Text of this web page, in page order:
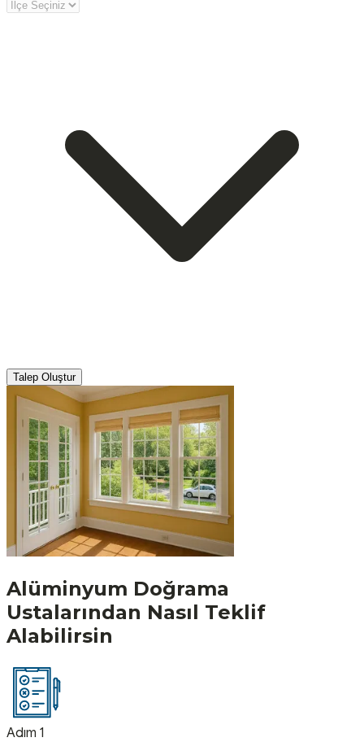
Talep Oluştur
Alüminyum Doğrama
Ustalarından Nasıl Teklif
Alabilirsin
Adım 1